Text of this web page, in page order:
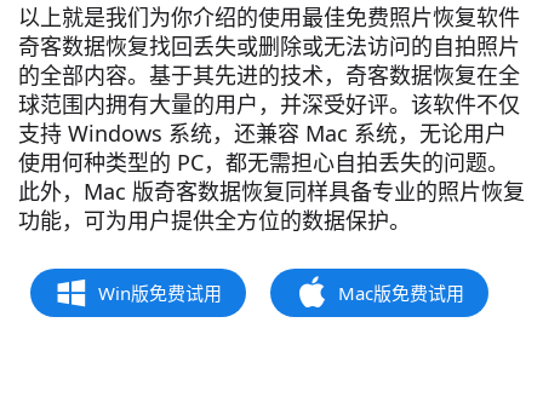
以上就是我们为你介绍的使用最佳免费照片恢复软件
奇客数据恢复找回丢失或删除或无法访问的自拍照片
的全部内容。基于其先进的技术，奇客数据恢复在全
球范围内拥有大量的用户，并深受好评。该软件不仅
支持 Windows 系统，还兼容 Mac 系统，无论用户
使用何种类型的 PC，都无需担心自拍丢失的问题。
此外，Mac 版奇客数据恢复同样具备专业的照片恢复
功能，可为用户提供全方位的数据保护。
Win版免费试用 Mac版免费试用